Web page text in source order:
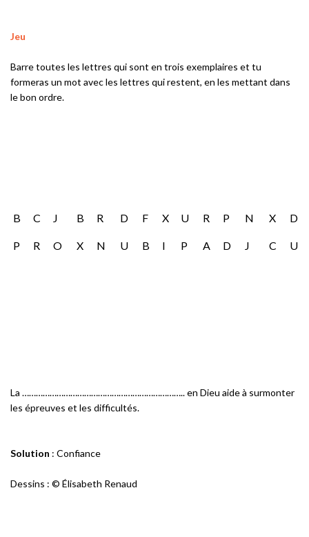
Jeu
Barre toutes les lettres qui sont en trois exemplaires et tu
formeras un mot avec les lettres qui restent, en les mettant dans
le bon ordre.
B C J B R D F X U R P N X D
P R O X N U B I P A D J C U
La …………………………………………………………….. en Dieu aide à surmonter
les épreuves et les difficultés.
Solution : Confiance
Dessins : © Élisabeth Renaud